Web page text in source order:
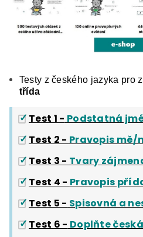
Testy z českého jazyka pro
třída
Test 1 - Podstatná
Test 2 - Pravopis mě/
Test 3 - Tvary
Test 4 - Pravopis
Test 5 - Spisovná a
Test 6 - Doplňte